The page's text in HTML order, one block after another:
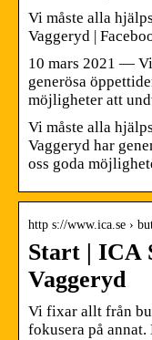
Vi måste alla
Vaggeryd |
10 mars 2021 —
generösa
möjligheter att
Vi måste alla
Vaggeryd har
oss goda
http s://www.ica.se ›
Start | ICA
Vaggeryd
Vi fixar allt från
fokusera på annat.